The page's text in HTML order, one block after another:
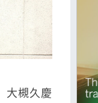
大槻久慶